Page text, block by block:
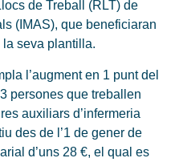
de Treball (RLT) de
(IMAS), que beneficiaran
la seva plantilla.
l’augment en 1 punt del
persones que treballen
auxiliars d’infermeria
des de l’1 de gener de
d’uns 28 €, el qual es